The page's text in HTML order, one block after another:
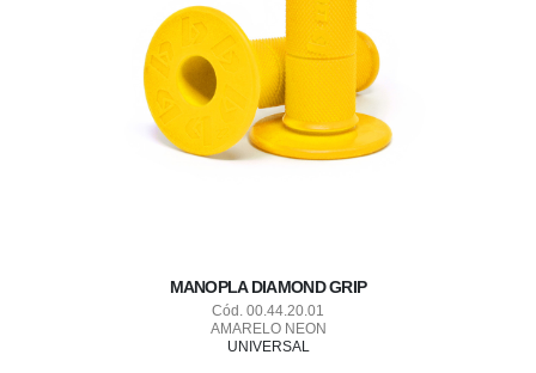
MANOPLA DIAMOND GRIP
Cód. 00.44.20.01
AMARELO NEON
UNIVERSAL